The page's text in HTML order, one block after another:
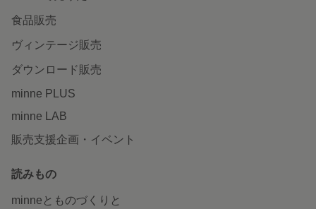
食品販売
ヴィンテージ販売
ダウンロード販売
minne PLUS
minne LAB
販売支援企画・イベント
読みもの
minneとものづくりと